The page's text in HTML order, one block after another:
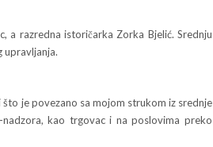
razredna istoričarka Zorka Bjelić. Srednju
upravljanja.
je povezano sa mojom strukom iz srednje
kao trgovac i na poslovima preko